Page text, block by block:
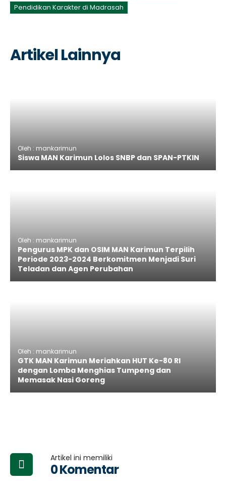
Pendidikan Karakter di Madrasah
Artikel Lainnya
Oleh : mankarimun
Siswa MAN Karimun Lolos SNBP dan SPAN-PTKIN
Oleh : mankarimun
Pengurus MPK dan OSIM MAN Karimun Terpilih
Periode 2023-2024 Berkomitmen Menjadi Suri
Teladan dan Agen Perubahan
Oleh : mankarimun
GTK MAN Karimun Meriahkan HUT Ke-80 RI
dengan Lomba Menghias Tumpeng dan
Memasak Nasi Goreng
Artikel ini memiliki
0 Komentar